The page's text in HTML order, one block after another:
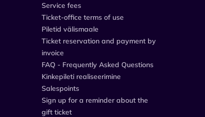
Service fees
Ticket-office terms of use
Piletid välismaale
Ticket reservation and payment by
invoice
FAQ - Frequently Asked Questions
Kinkepileti realiseerimine
Salespoints
Sign up for a reminder about the
gift ticket